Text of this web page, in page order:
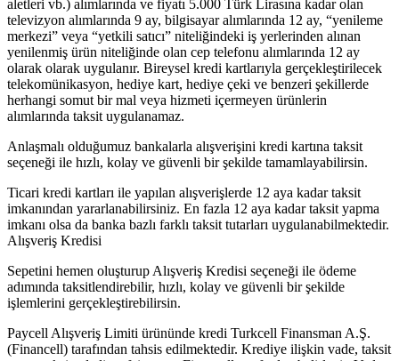
aletleri vb.) alımlarında ve fiyatı 5.000 Türk Lirasına kadar olan
televizyon alımlarında 9 ay, bilgisayar alımlarında 12 ay, “yenileme
merkezi” veya “yetkili satıcı” niteliğindeki iş yerlerinden alınan
yenilenmiş ürün niteliğinde olan cep telefonu alımlarında 12 ay
olarak olarak uygulanır. Bireysel kredi kartlarıyla gerçekleştirilecek
telekomünikasyon, hediye kart, hediye çeki ve benzeri şekillerde
herhangi somut bir mal veya hizmeti içermeyen ürünlerin
alımlarında taksit uygulanamaz.
Anlaşmalı olduğumuz bankalarla alışverişini kredi kartına taksit
seçeneği ile hızlı, kolay ve güvenli bir şekilde tamamlayabilirsin.
Ticari kredi kartları ile yapılan alışverişlerde 12 aya kadar taksit
imkanından yararlanabilirsiniz. En fazla 12 aya kadar taksit yapma
imkanı olsa da banka bazlı farklı taksit tutarları uygulanabilmektedir.
Alışveriş Kredisi
Sepetini hemen oluşturup Alışveriş Kredisi seçeneği ile ödeme
adımında taksitlendirebilir, hızlı, kolay ve güvenli bir şekilde
işlemlerini gerçekleştirebilirsin.
Paycell Alışveriş Limiti ürününde kredi Turkcell Finansman A.Ş.
(Financell) tarafından tahsis edilmektedir. Krediye ilişkin vade, taksit